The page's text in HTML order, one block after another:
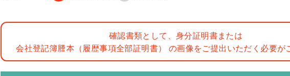
確認書類として、身分証明書または
会社登記簿謄本（履歴事項全部証明書） の画像をご提出いただく必要が